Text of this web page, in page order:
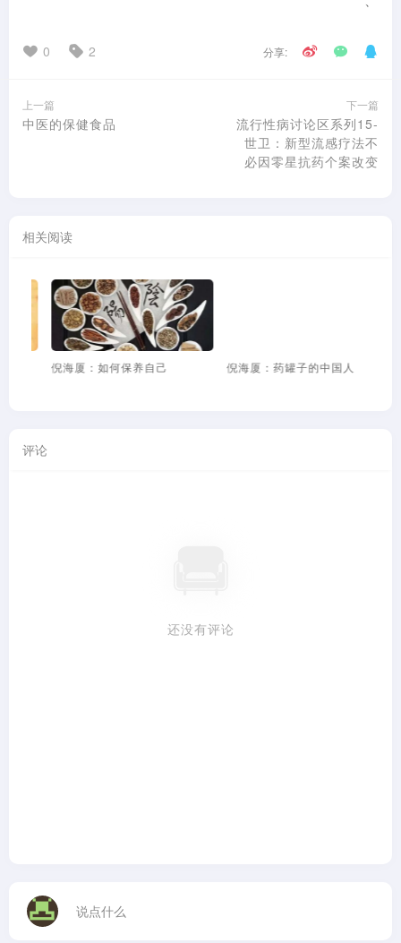
0 2 分享:
上一篇
中医的保健食品
下一篇
流行性病讨论区系列15-
世卫：新型流感疗法不
必因零星抗药个案改变
相关阅读
倪海厦：药罐子的中国人
倪海厦：愚蠢又无知的炎黄子
评论
还没有评论
说点什么